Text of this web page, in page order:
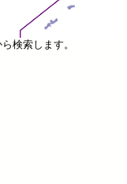
検索します。